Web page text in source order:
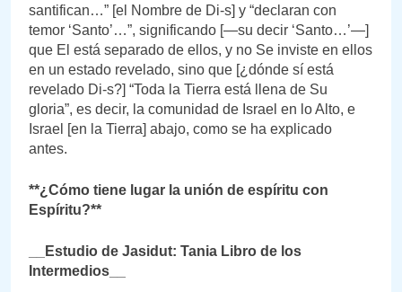
santifican…” [el Nombre de Di-s] y “declaran con
temor ‘Santo’…”, significando [—su decir ‘Santo…’—]
que El está separado de ellos, y no Se inviste en ellos
en un estado revelado, sino que [¿dónde sí está
revelado Di-s?] “Toda la Tierra está llena de Su
gloria”, es decir, la comunidad de Israel en lo Alto, e
Israel [en la Tierra] abajo, como se ha explicado
antes.
**¿Cómo tiene lugar la unión de espíritu con
Espíritu?**
__Estudio de Jasidut: Tania Libro de los
Intermedios__